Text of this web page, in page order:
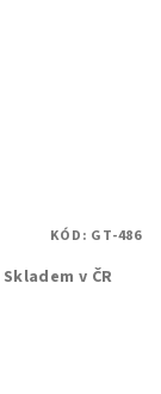
Skladem v ČR
KÓD: GT-486